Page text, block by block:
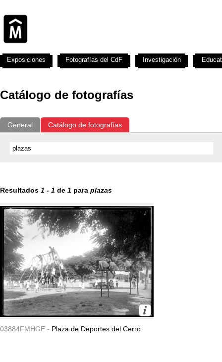
Catálogo de fotografías
General Catálogo de fotografías
Resultados 1 - 1 de 1 para plazas
03884FMHGE - Plaza de Deportes del Cerro.
Exposiciones Fotografías del CdF Investigación